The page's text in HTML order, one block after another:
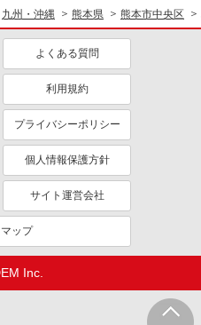
九州・沖縄 熊本県 熊本市中央区
よくある質問
利用規約
プライバシーポリシー
個人情報保護方針
サイト運営会社
ップ
Inc.